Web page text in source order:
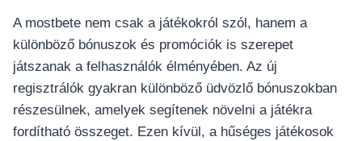
A mostbete nem csak a játékokról szól, hanem a
különböző bónuszok és promóciók is szerepet
játszanak a felhasználók élményében. Az új
regisztrálók gyakran különböző üdvözlő bónuszokban
részesülnek, amelyek segítenek növelni a játékra
fordítható összeget. Ezen kívül, a hűséges játékosok